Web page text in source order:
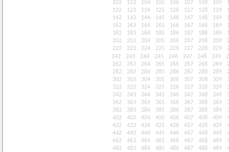
102
103 104 105 106 107 108 109
122
123 124 125 126 127 128 129
142
143 144 145 146 147 148 149
162
163 164 165 166 167 168 169
182
183 184 185 186 187 188 189
202
203 204 205 206 207 208 209
222
223 224 225 226 227 228 229
242
243 244 245 246 247 248 249
262
263 264 265 266 267 268 269
282
283 284 285 286 287 288 289
302
303 304 305 306 307 308 309
322
323 324 325 326 327 328 329
342
343 344 345 346 347 348 349
362
363 364 365 366 367 368 369
382
383 384 385 386 387 388 389
402
403 404 405 406 407 408 409
422
423 424 425 426 427 428 429
442
443 444 445 446 447 448 449
462
463 464 465 466 467 468 469
482
483 484 485 486 487 488 489